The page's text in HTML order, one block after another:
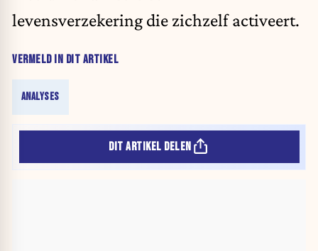
levensverzekering die zichzelf activeert.
VERMELD IN DIT ARTIKEL
ANALYSES
DIT ARTIKEL DELEN